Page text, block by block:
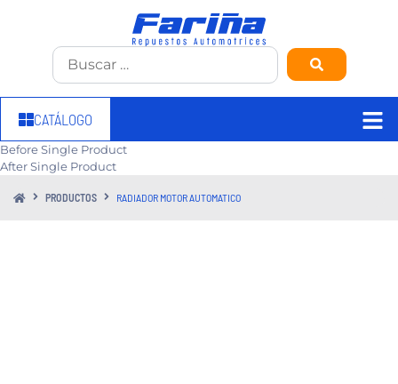
CATÁLOGO
Before Single Product
After Single Product
PRODUCTOS RADIADOR MOTOR AUTOMATICO